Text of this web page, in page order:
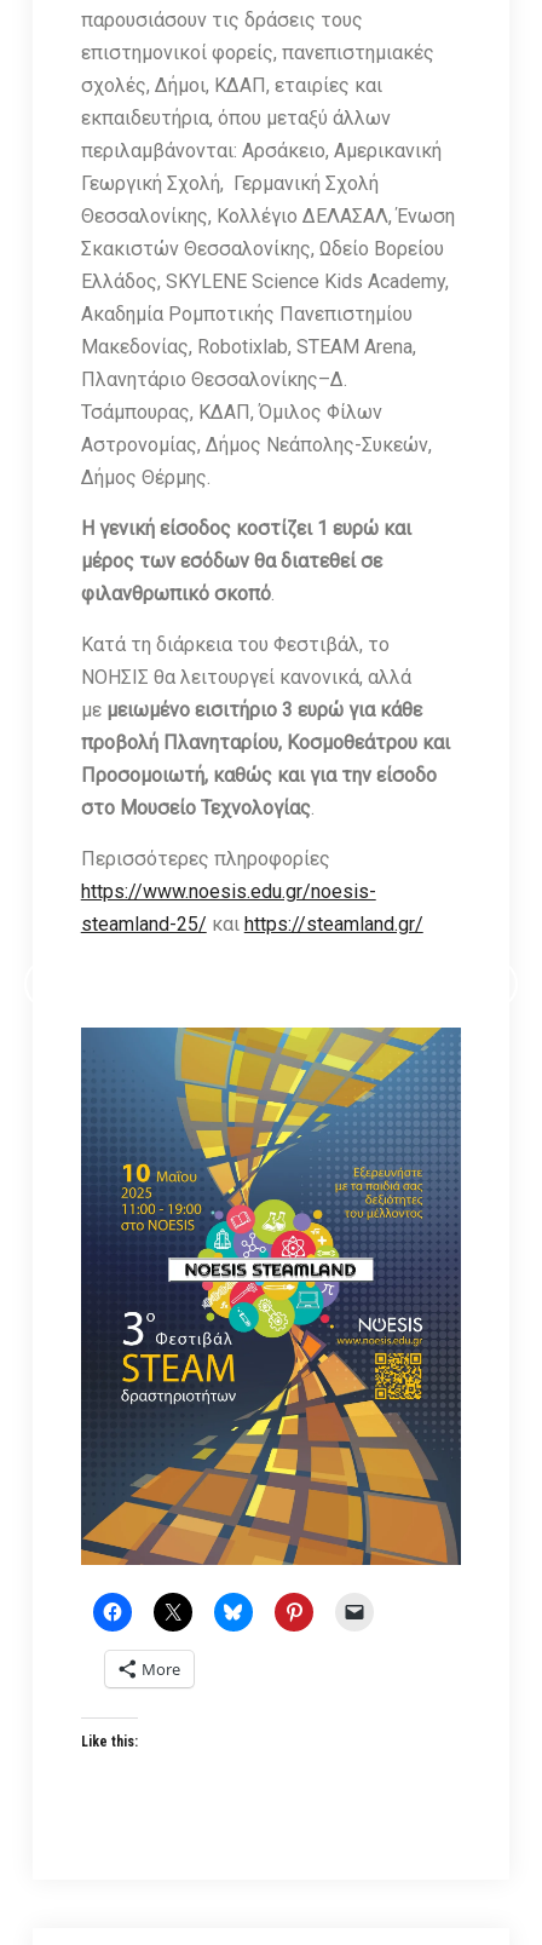
παρουσιάσουν τις δράσεις τους
επιστημονικοί φορείς, πανεπιστημιακές
σχολές, Δήμοι, ΚΔΑΠ, εταιρίες και
εκπαιδευτήρια, όπου μεταξύ άλλων
περιλαμβάνονται: Αρσάκειο, Αμερικανική
Γεωργική Σχολή, Γερμανική Σχολή
Θεσσαλονίκης, Κολλέγιο ΔΕΛΑΣΑΛ, Ένωση
Σκακιστών Θεσσαλονίκης, Ωδείο Βορείου
Ελλάδος, SKYLENE Science Kids Academy,
Ακαδημία Ρομποτικής Πανεπιστημίου
Μακεδονίας, Robotixlab, STEAM Arena,
Πλανητάριο Θεσσαλονίκης–Δ.
Τσάμπουρας, ΚΔΑΠ, Όμιλος Φίλων
Αστρονομίας, Δήμος Νεάπολης-Συκεών,
Δήμος Θέρμης.
Η γενική είσοδος κοστίζει 1 ευρώ και
μέρος των εσόδων θα διατεθεί σε
φιλανθρωπικό σκοπό.
Κατά τη διάρκεια του Φεστιβάλ, το
ΝΟΗΣΙΣ θα λειτουργεί κανονικά, αλλά
με μειωμένο εισιτήριο 3 ευρώ για κάθε
προβολή Πλανηταρίου, Κοσμοθεάτρου και
Προσομοιωτή, καθώς και για την είσοδο
στο Μουσείο Τεχνολογίας.
Περισσότερες πληροφορίες
https://www.noesis.edu.gr/noesis-
steamland-25/ και https://steamland.gr/
More
Like this: